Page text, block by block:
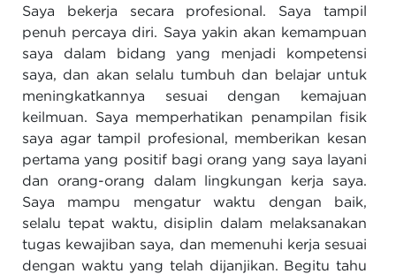
Saya bekerja secara profesional. Saya tampil
penuh percaya diri. Saya yakin akan kemampuan
saya dalam bidang yang menjadi kompetensi
saya, dan akan selalu tumbuh dan belajar untuk
meningkatkannya sesuai dengan kemajuan
keilmuan. Saya memperhatikan penampilan fisik
saya agar tampil profesional, memberikan kesan
pertama yang positif bagi orang yang saya layani
dan orang-orang dalam lingkungan kerja saya.
Saya mampu mengatur waktu dengan baik,
selalu tepat waktu, disiplin dalam melaksanakan
tugas kewajiban saya, dan memenuhi kerja sesuai
dengan waktu yang telah dijanjikan. Begitu tahu